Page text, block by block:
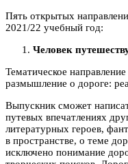
Пять открытых
2021/22 учебный год:
Человек
Тематическое
размышление о дороге:
Выпускник сможет
путевых впечатлениях
литературных героев,
в пространстве, о теме
исключено понимание